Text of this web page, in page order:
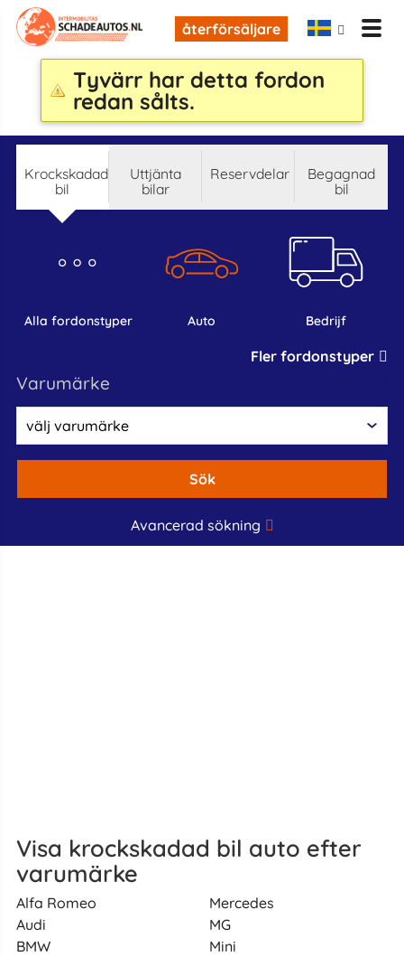
återförsäljare
Tyvärr har detta fordon
redan sålts.
krockskadad
bil
Uttjänta
bilar
reservdelar
begagnad
bil
alla fordonstyper auto bedrijf
Fler fordonstyper
varumärke
Sök
Avancerad sökning
Visa krockskadad bil auto efter
varumärke
Alfa Romeo
Audi
BMW
Mercedes
MG
Mini